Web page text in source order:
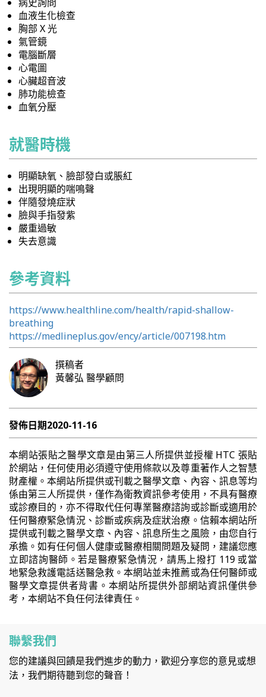
血液生化檢查
胸部 X 光
氣管鏡
電腦斷層
心電圖
心臟超音波
肺功能檢查
血氧分壓
就醫時機
明顯缺氧、臉部發白或脹紅
出現明顯的喘鳴聲
伴隨發燒症狀
臉與手指發紫
嚴重過敏
失去意識
參考資料
https://www.healthline.com/health/rapid-shallow-
breathing
https://medlineplus.gov/ency/article/007198.htm
撰稿者
黃馨弘 醫學顧問
發佈日期2020-11-16
本網站張貼之醫學文章是由第三人所提供並授權 HTC 張貼
於網站，任何使用必須遵守使用條款以及尊重著作人之智慧
財產權。本網站所提供或刊載之醫學文章、內容、訊息等均
係由第三人所提供，僅作為衛教資訊參考使用，不具有醫療
或診療目的，亦不得取代任何專業醫療諮詢或診斷或適用於
任何醫療緊急情況、診斷或疾病及症狀治療。信賴本網站所
提供或刊載之醫學文章、內容、訊息所生之風險，由您自行
承擔。如有任何個人健康或醫療相關問題及疑問，建議您應
立即諮詢醫師。若是醫療緊急情況，請馬上撥打 119 或當
地緊急救護電話送醫急救。本網站並未推薦或為任何醫師或
醫學文章提供者背書。本網站所提供外部網站資訊僅供參
考，本網站不負任何法律責任。
聯繫我們
您的建議與回饋是我們進步的動力，歡迎分享您的意見或想
法，我們期待聽到您的聲音！